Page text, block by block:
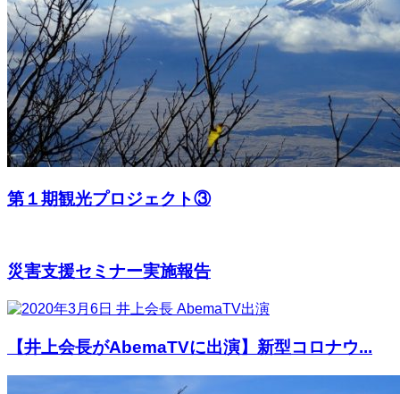
第１期観光プロジェクト③
災害支援セミナー実施報告
【井上会長がAbemaTVに出演】新型コロナウ...